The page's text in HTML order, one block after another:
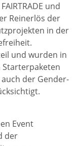
und
Reinerlös der
in der
und wurden in
Starterpaketen
der Gender-
Event
der